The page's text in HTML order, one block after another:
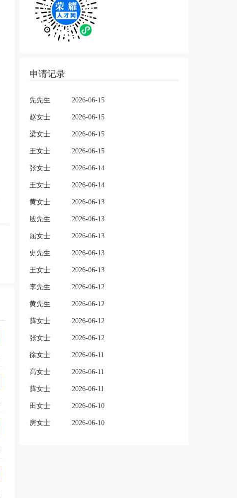
申请记录
先先生 2026-06-15
赵女士 2026-06-15
梁女士 2026-06-15
王女士 2026-06-15
张女士 2026-06-14
王女士 2026-06-14
黄女士 2026-06-13
殷先生 2026-06-13
屈女士 2026-06-13
史先生 2026-06-13
王女士 2026-06-13
李先生 2026-06-12
黄先生 2026-06-12
薛女士 2026-06-12
张女士 2026-06-12
徐女士 2026-06-11
高女士 2026-06-11
薛女士 2026-06-11
田女士 2026-06-10
房女士 2026-06-10